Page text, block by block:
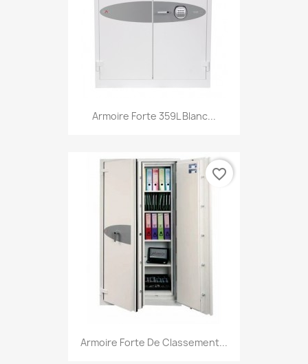
Armoire Forte 359L Blanc...
Armoire Forte De Classement...
favorite_border